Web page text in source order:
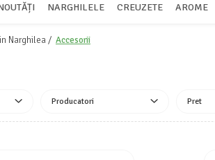
NARGHILELE CREUZETE AROME
Narghilea / Accesorii
Producatori Pret